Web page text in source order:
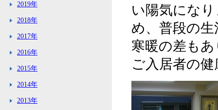
2019年
2018年
2017年
2016年
2015年
2014年
2013年
い陽気にな
め、普段の
寒暖の差も
ご入居者の